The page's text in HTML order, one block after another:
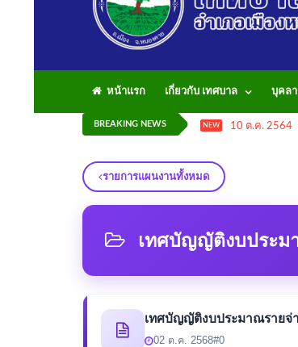
หน้าแรก เกี่ยวกับ เทศบาล บุคล
BREAKING NEWS NEW 10 ต.ค. 2564
รายการแผนงานทั้งหมด
เทศบัญญัติงบประม
เทศบัญญัติงบประมาณรายจ่
02 ต.ค. 2568#0